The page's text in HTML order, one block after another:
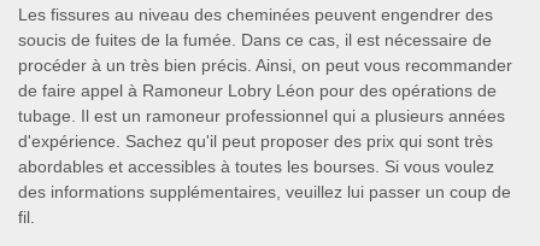
Les fissures au niveau des cheminées peuvent engendrer des
soucis de fuites de la fumée. Dans ce cas, il est nécessaire de
procéder à un très bien précis. Ainsi, on peut vous recommander
de faire appel à Ramoneur Lobry Léon pour des opérations de
tubage. Il est un ramoneur professionnel qui a plusieurs années
d'expérience. Sachez qu'il peut proposer des prix qui sont très
abordables et accessibles à toutes les bourses. Si vous voulez
des informations supplémentaires, veuillez lui passer un coup de
fil.